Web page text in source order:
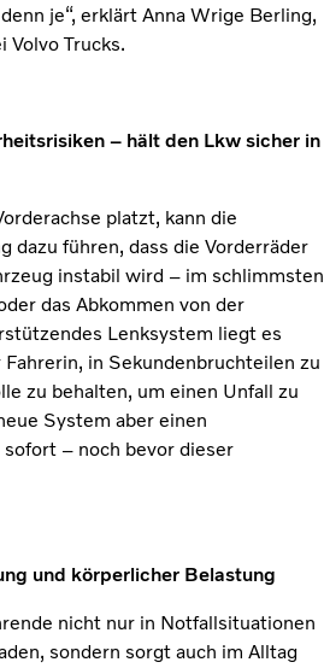
je“, erklärt Anna Wrige Berling,
Volvo Trucks.
– hält den Lkw sicher in
platzt, kann die
dazu führen, dass die Vorderräder
instabil wird – im schlimmsten
das Abkommen von der
Lenksystem liegt es
in Sekundenbruchteilen zu
zu behalten, um einen Unfall zu
System aber einen
– noch bevor dieser
und körperlicher Belastung
nicht nur in Notfallsituationen
sondern sorgt auch im Alltag